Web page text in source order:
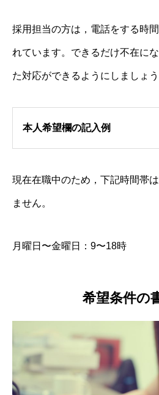
採用担当の方は，電話をする時
れています。できるだけ不在に
た対応ができるようにしましょう
本人希望欄の記入例
現在在職中のため，下記時間帯
ません。
月曜日〜金曜日：9〜18時
希望条件の